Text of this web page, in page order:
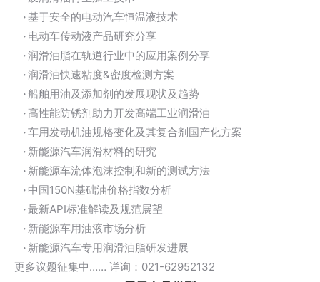
·基于安全的电动汽车恒温液技术
· 电动车传动液产品研究分享
·润滑油脂在轨道行业中的应用案例分享
·润滑油快速粘度&密度检测方案
· 船舶用油及添加剂的发展现状及趋势
·高性能防锈剂助力开发高端工业润滑油
·车用发动机油规格变化及其复合剂国产化方案
· 新能源汽车润滑材料的研究
· 新能源车流体泡沫控制和新的测试方法
· 中国150N基础油价格指数分析
·最新API标准解读及规范展望
· 新能源车用油液市场分析
· 新能源汽车专用润滑油脂研发进展
更多议题征集中…… 详询：021-62952132